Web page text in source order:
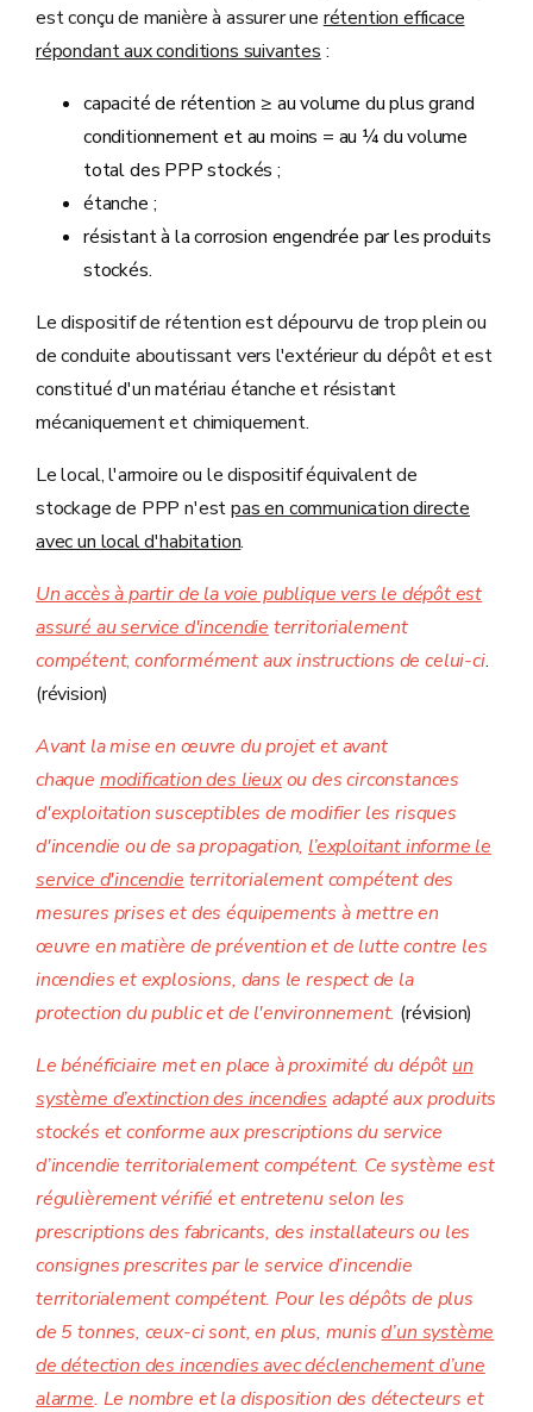
est conçu de manière à assurer une rétention efficace
répondant aux conditions suivantes :
capacité de rétention ≥ au volume du plus grand
conditionnement et au moins = au ¼ du volume
total des PPP stockés ;
étanche ;
résistant à la corrosion engendrée par les produits
stockés.
Le dispositif de rétention est dépourvu de trop plein ou
de conduite aboutissant vers l'extérieur du dépôt et est
constitué d'un matériau étanche et résistant
mécaniquement et chimiquement.
Le local, l'armoire ou le dispositif équivalent de
stockage de PPP n'estpas en communication directe
avec un local d'habitation.
Un accès à partir de la voie publique vers le dépôt est
assuré au service d'incendie territorialement
compétent,conformément aux instructions de celui-ci.
(révision)
Avant la mise en œuvre du projet et avant
chaque modification des lieuxou des circonstances
d'exploitation susceptibles de modifier les risques
d'incendie ou de sa propagation, l’exploitant informe le
service d'incendie territorialement compétent des
mesures prises et des équipements à mettre en
œuvre en matière de prévention et de lutte contre les
incendies et explosions, dans le respect de la
protection du public et de l'environnement. (révision)
Le bénéficiaire met en place à proximité du dépôt un
système d’extinction des incendies adapté aux produits
stockés et conforme aux prescriptions du service
d’incendie territorialement compétent. Ce système est
régulièrement vérifié et entretenu selon les
prescriptions des fabricants, des installateurs ou les
consignes prescrites par le service d’incendie
territorialement compétent. Pour les dépôts de plus
de 5 tonnes, ceux-ci sont, en plus, munisd’un système
de détection des incendies avec déclenchement d’une
alarme. Le nombre et la disposition des détecteurs et